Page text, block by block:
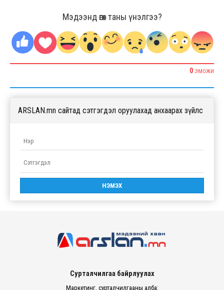
Мэдээнд өгөх таны үнэлгээ?
0 ЭМОЖИ
ARSLAN.mn сайтад сэтгэгдэл оруулахад анхаарах зүйлс
Сурталчилгаа байрлуулах
Маркетинг, сурталчилгааны алба: